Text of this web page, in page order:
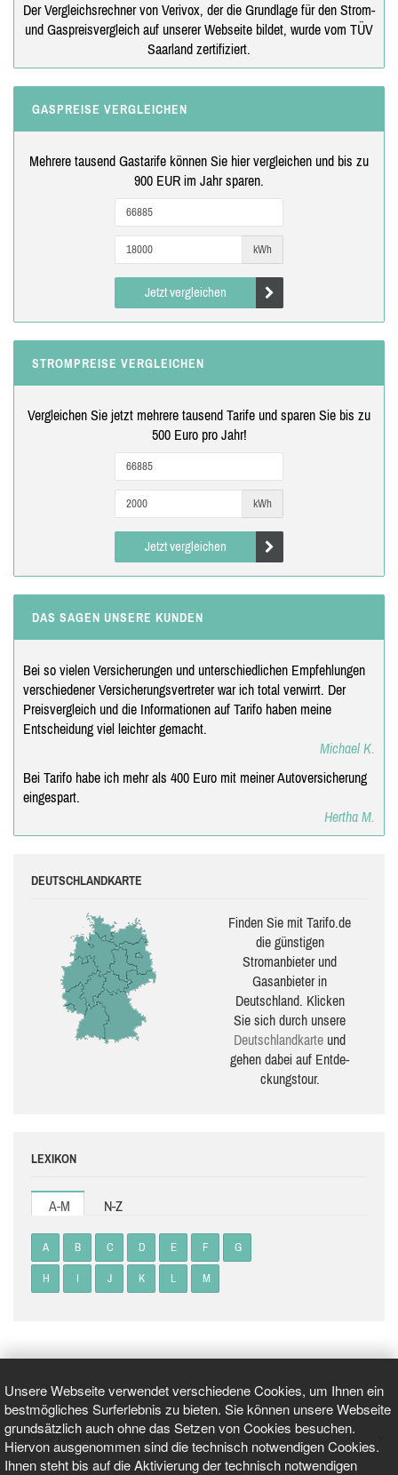
Unsere Webseite verwendet verschiedene Cookies, um Ihnen ein
bestmögliches Surferlebnis zu bieten. Sie können unsere Webseite
grundsätzlich auch ohne das Setzen von Cookies besuchen.
Hiervon ausgenommen sind die technisch notwendigen Cookies.
Ihnen steht bis auf die Aktivierung der technisch notwendigen
Der Vergleichsrechner von Verivox, der die Grundlage für den Strom-
und Gaspreisvergleich auf unserer Webseite bildet, wurde vom TÜV
Saarland zertifiziert.
GASPREISE VERGLEICHEN
Mehrere tausend Gastarife können Sie hier vergleichen und bis zu
900 EUR im Jahr sparen.
kWh
Jetzt vergleichen
STROMPREISE VERGLEICHEN
Vergleichen Sie jetzt mehrere tausend Tarife und sparen Sie bis zu
500 Euro pro Jahr!
kWh
Jetzt vergleichen
DAS SAGEN UNSERE KUNDEN
Bei so vielen Versicherungen und unterschiedlichen Empfehlungen
verschiedener Versicherungsvertreter war ich total verwirrt. Der
Preisvergleich und die Informationen auf Tarifo haben meine
Entscheidung viel leichter gemacht.
Michael K.
Bei Tarifo habe ich mehr als 400 Euro mit meiner Autoversicherung
eingespart.
Hertha M.
DEUTSCHLANDKARTE
Finden Sie mit Tarifo.de
die güns­ti­gen
Stromanbieter und
Gasanbieter in
Deutschland. Klicken
Sie sich durch unsere
Deutsch­land­karte und
gehen dabei auf Ent­de­
ckungs­tour.
LEXIKON
A-M N-Z
A B C D E F G
H I J K L M
GEPRÜFT UND ZERTIFIZIERT